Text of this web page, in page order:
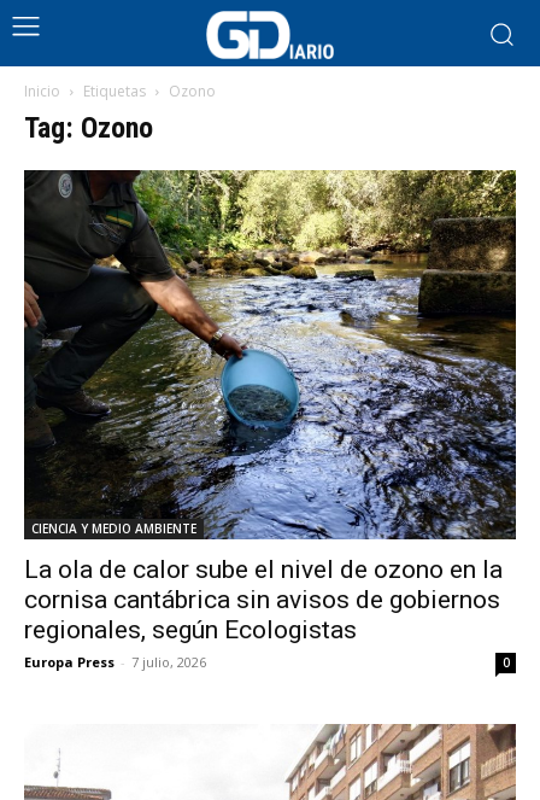
Inicio Etiquetas Ozono
Tag: Ozono
CIENCIA Y MEDIO AMBIENTE
La ola de calor sube el nivel de ozono en la
cornisa cantábrica sin avisos de gobiernos
regionales, según Ecologistas
Europa Press - 7 julio, 2026 0